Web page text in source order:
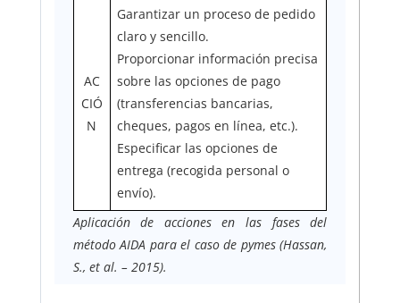
AC
CIÓ
N
Garantizar un proceso de pedido
claro y sencillo.
Proporcionar información precisa
sobre las opciones de pago
(transferencias bancarias,
cheques, pagos en línea, etc.).
Especificar las opciones de
entrega (recogida personal o
envío).
Aplicación de acciones en las fases del
método AIDA para el caso de pymes (Hassan,
S., et al. – 2015).